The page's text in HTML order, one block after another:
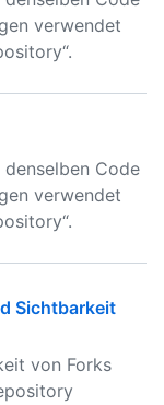
verwendet
Code
verwendet
Sichtbarkeit
von Forks